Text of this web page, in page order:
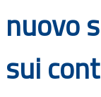
nuovo
sui